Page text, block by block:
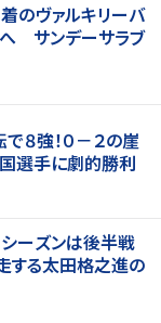
のヴァルキリーバ
サンデーサラブ
８強！０－２の崖
選手に劇的勝利
シーズンは後半戦
する太田格之進の